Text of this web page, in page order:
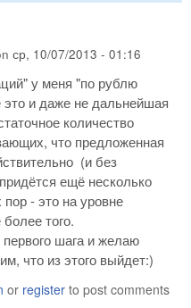
ср, 10/07/2013 - 01:16
у меня "по рублю
это и даже не дальнейшая
количество
что предложенная
(и без
ещё несколько
- это на уровне
того.
шага и желаю
что из этого выйдет:)
or register to post comments